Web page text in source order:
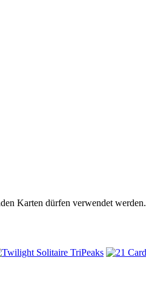
Karten dürfen verwendet werden.